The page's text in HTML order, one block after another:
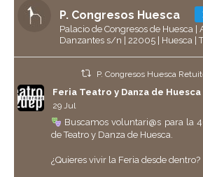
P. Congresos Huesca
Palacio de Congresos de Huesca |
Danzantes s/n | 22005 | Huesca |
P. Congresos Huesca
Feria Teatro y Danza de Huesca
29 Jul
Buscamos voluntari@s para la
de Teatro y Danza de Huesca.
¿Quieres vivir la Feria desde dentro?